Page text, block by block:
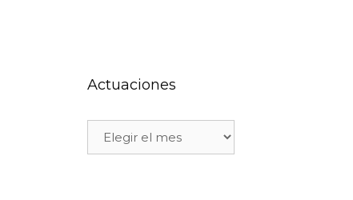
Actuaciones